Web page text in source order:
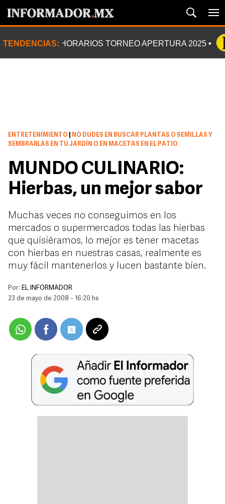
TENDENCIAS: HORARIOS TORNEO APERTURA 2025
ENTRETENIMIENTO
NO DUDES EN BUSCAR PLANTAS O SEMILLAS Y
SEMBRARLAS EN TU JARDÍN O EN MACETAS EN EL PATIO
MUNDO CULINARIO:
Hierbas, un mejor sabor
Muchas veces no conseguimos en los
mercados o supermercados todas las hierbas
que quisiéramos, lo mejor es tener macetas
con hierbas en nuestras casas, realmente es
muy fácil mantenerlos y lucen bastante bien.
Por: EL INFORMADOR
23 de mayo de 2008 - 16:20 hs